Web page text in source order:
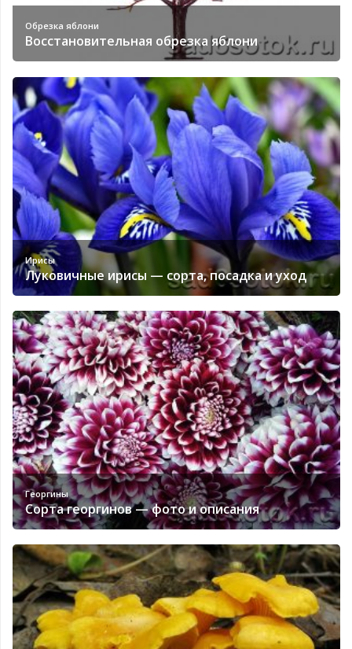
Обрезка яблони
Восстановительная обрезка яблони
Ирисы
Луковичные ирисы — сорта, посадка и уход
Георгины
Сорта георгинов — фото и описания